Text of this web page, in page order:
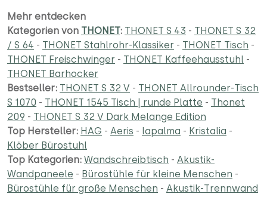
Mehr entdecken
Kategorien von THONET: THONET S 43 - THONET S 32
/ S 64 - THONET Stahlrohr-Klassiker - THONET Tisch -
THONET Freischwinger - THONET Kaffeehausstuhl -
THONET Barhocker
Bestseller: THONET S 32 V - THONET Allrounder-Tisch
S 1070 - THONET 1545 Tisch | runde Platte - Thonet
209 - THONET S 32 V Dark Melange Edition
Top Hersteller: HAG - Aeris - lapalma - Kristalia -
Klöber Bürostuhl
Top Kategorien: Wandschreibtisch - Akustik-
Wandpaneele - Bürostühle für kleine Menschen -
Bürostühle für große Menschen - Akustik-Trennwand